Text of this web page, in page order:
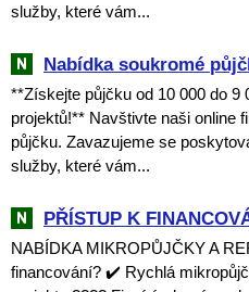
služby, které vám...
Nabídka soukromé
**Získejte půjčku od 10 000 do 9
projektů!** Navštivte naši online
půjčku. Zavazujeme se
služby, které vám...
PŘÍSTUP K
NABÍDKA MIKROPŮJČKY A
financování? ✔️ Rychlá